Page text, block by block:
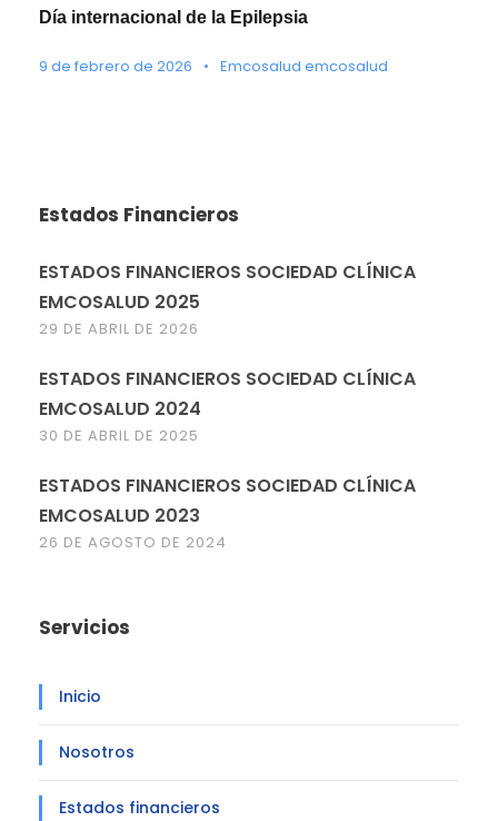
Día internacional de la Epilepsia
9 de febrero de 2026 • Emcosalud emcosalud
Estados Financieros
ESTADOS FINANCIEROS SOCIEDAD CLÍNICA
EMCOSALUD 2025
29 DE ABRIL DE 2026
ESTADOS FINANCIEROS SOCIEDAD CLÍNICA
EMCOSALUD 2024
30 DE ABRIL DE 2025
ESTADOS FINANCIEROS SOCIEDAD CLÍNICA
EMCOSALUD 2023
26 DE AGOSTO DE 2024
Servicios
Inicio
Nosotros
Estados financieros